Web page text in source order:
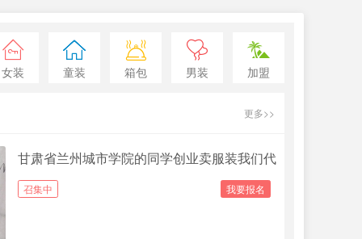
女装 童装 箱包 男装 加盟
更多>>
甘肃省兰州城市学院的同学创业卖服装我们代
召集中 我要报名